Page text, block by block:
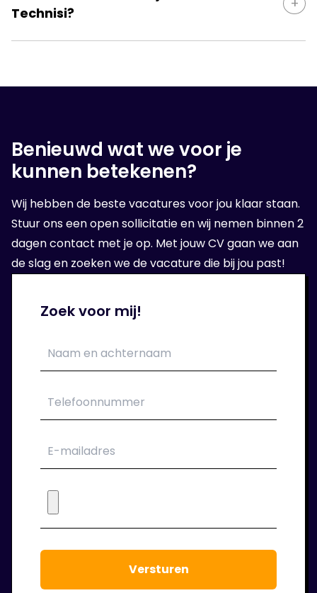
Noord- en Midden-Nederland.
Technisi?
leveren snel inzetbare technische professionals.
Zoek voor mij!
Benieuwd wat we voor je
kunnen betekenen?
Wij hebben de beste vacatures voor jou klaar staan.
Stuur ons een open sollicitatie en wij nemen binnen 2
dagen contact met je op. Met jouw CV gaan we aan
de slag en zoeken we de vacature die bij jou past!